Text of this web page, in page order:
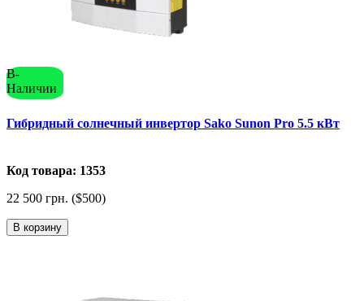
В-
Наличии
Гибридный солнечный инвертор Sako Sunon Pro 5.5 кВт
Код товара: 1353
22 500 грн. ($500)
В корзину